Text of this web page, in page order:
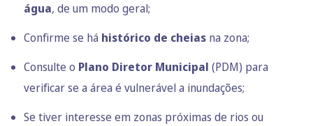
água, de um modo geral;
Confirme se há histórico de cheias na zona;
Consulte o Plano Diretor Municipal (PDM) para
verificar se a área é vulnerável a inundações;
Se tiver interesse em zonas próximas de rios ou